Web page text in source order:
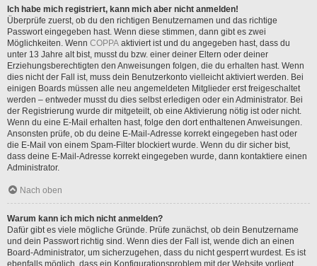
Ich habe mich registriert, kann mich aber nicht anmelden!
Überprüfe zuerst, ob du den richtigen Benutzernamen und das richtige
Passwort eingegeben hast. Wenn diese stimmen, dann gibt es zwei
Möglichkeiten. Wenn COPPA aktiviert ist und du angegeben hast, dass du
unter 13 Jahre alt bist, musst du bzw. einer deiner Eltern oder deiner
Erziehungsberechtigten den Anweisungen folgen, die du erhalten hast. Wenn
dies nicht der Fall ist, muss dein Benutzerkonto vielleicht aktiviert werden. Bei
einigen Boards müssen alle neu angemeldeten Mitglieder erst freigeschaltet
werden – entweder musst du dies selbst erledigen oder ein Administrator. Bei
der Registrierung wurde dir mitgeteilt, ob eine Aktivierung nötig ist oder nicht.
Wenn du eine E-Mail erhalten hast, folge den dort enthaltenen Anweisungen.
Ansonsten prüfe, ob du deine E-Mail-Adresse korrekt eingegeben hast oder
die E-Mail von einem Spam-Filter blockiert wurde. Wenn du dir sicher bist,
dass deine E-Mail-Adresse korrekt eingegeben wurde, dann kontaktiere einen
Administrator.
Nach oben
Warum kann ich mich nicht anmelden?
Dafür gibt es viele mögliche Gründe. Prüfe zunächst, ob dein Benutzername
und dein Passwort richtig sind. Wenn dies der Fall ist, wende dich an einen
Board-Administrator, um sicherzugehen, dass du nicht gesperrt wurdest. Es ist
ebenfalls möglich, dass ein Konfigurationsproblem mit der Website vorliegt,